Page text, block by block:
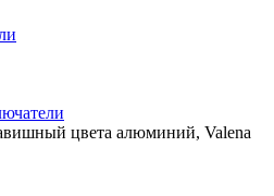
цвета алюминий, Valena